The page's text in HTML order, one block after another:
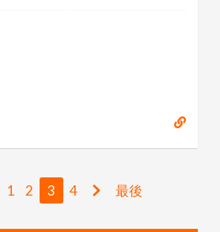
1 2 3 4 最後